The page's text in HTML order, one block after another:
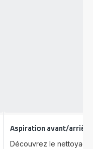
Aspiration avant/arrière
Découvrez le